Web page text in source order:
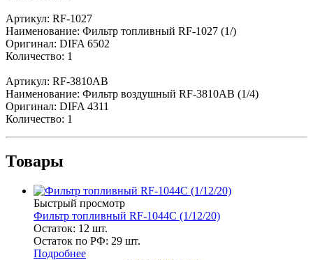
Артикул: RF-1027
Наименование: Фильтр топливный RF-1027 (1/)
Оригинал: DIFA 6502
Количество: 1
Артикул: RF-3810AB
Наименование: Фильтр воздушный RF-3810AB (1/4)
Оригинал: DIFA 4311
Количество: 1
Товары
Быстрый просмотр
Фильтр топливный RF-1044C (1/12/20)
Остаток: 12 шт.
Остаток по РФ: 29 шт.
Подробнее